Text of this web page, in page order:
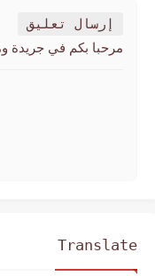
إرسال تعليق
مرحبا بكم في جريدة
Translate